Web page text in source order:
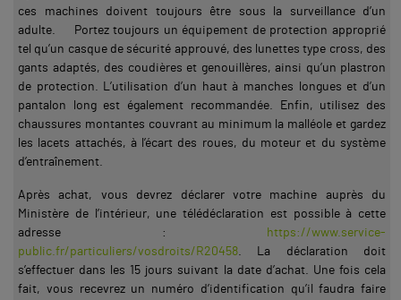
ces machines doivent toujours être sous la surveillance d’un
adulte. Portez toujours un équipement de protection approprié
tel qu’un casque de sécurité approuvé, des lunettes type cross, des
gants adaptés, des coudières et genouillères, ainsi qu’un plastron
de protection. L’utilisation d’un haut à manches longues et d’un
pantalon long est également recommandée. Enfin, utilisez des
chaussures montantes couvrant au minimum la malléole et gardez
les lacets attachés, à l’écart des roues, du moteur et du système
d’entraînement.
Après achat, vous devrez déclarer votre machine auprès du
Ministère de l’intérieur, une télédéclaration est possible à cette
adresse :
https://www.service-
public.fr/particuliers/vosdroits/R20458 . La déclaration doit
s’effectuer dans les 15 jours suivant la date d’achat. Une fois cela
fait, vous recevrez un numéro d’identification qu’il faudra faire